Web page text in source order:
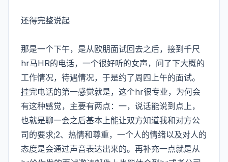
还得完整说起
那是一个下午，是从欧朋面试回去之后，接到千尺
hr马HR的电话，一个很好听的女声，问了下大概的
工作情况，待遇情况，于是约了周四上午的面试。
挂完电话的第一感觉就是，这个hr很专业，为何会
有这种感觉，主要有两点：一，说话能说到点上，
也就是聊一会之后基本上能让双方知道我和对方公
司的要求;2、热情和尊重，一个人的情绪以及对人的
态度是会通过声音表达出来的。再补充一点就是从